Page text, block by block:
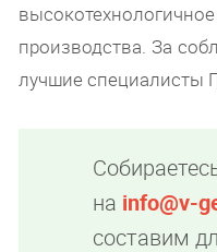
производства. За
лучшие специалисты
на info@v-
составим